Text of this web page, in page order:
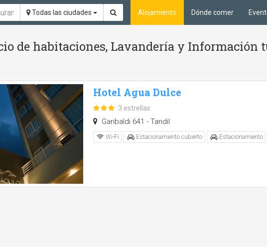
Todas las ciudades Alojamiento Dónde comer
de habitaciones, Lavandería y Información
Hotel Agua Dulce
3 estrellas
Garibaldi 641 - Tandil
Wi-Fi Estacionamiento cubierto Estacionamiento